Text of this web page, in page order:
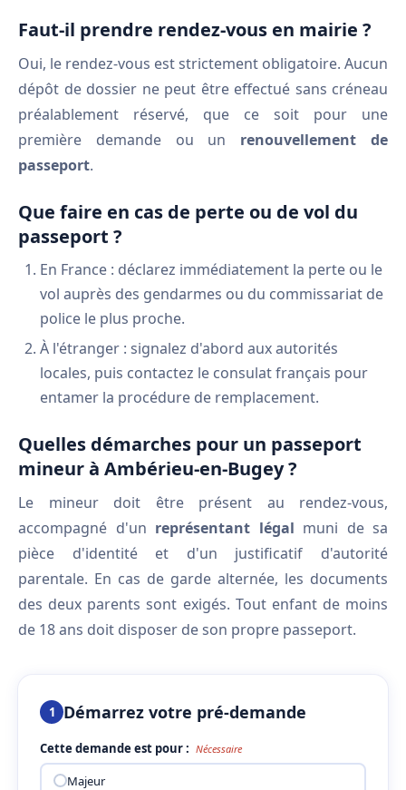
Faut-il prendre rendez-vous en mairie ?
Oui, le rendez-vous est strictement obligatoire. Aucun
dépôt de dossier ne peut être effectué sans créneau
préalablement réservé, que ce soit pour une
première demande ou un renouvellement de
passeport.
Que faire en cas de perte ou de vol du
passeport ?
En France : déclarez immédiatement la perte ou le
vol auprès des gendarmes ou du commissariat de
police le plus proche.
À l'étranger : signalez d'abord aux autorités
locales, puis contactez le consulat français pour
entamer la procédure de remplacement.
Quelles démarches pour un passeport
mineur à Ambérieu-en-Bugey ?
Le mineur doit être présent au rendez-vous,
accompagné d'un représentant légal muni de sa
pièce d'identité et d'un justificatif d'autorité
parentale. En cas de garde alternée, les documents
des deux parents sont exigés. Tout enfant de moins
de 18 ans doit disposer de son propre passeport.
1 Démarrez votre pré-demande
Cette demande est pour : Nécessaire
Majeur